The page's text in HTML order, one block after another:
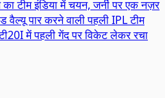
टीम इंडिया में चयन, जर्नी पर एक नज़र
वैल्यू पार करने वाली पहली IPL टीम
में पहली गेंद पर विकेट लेकर रचा